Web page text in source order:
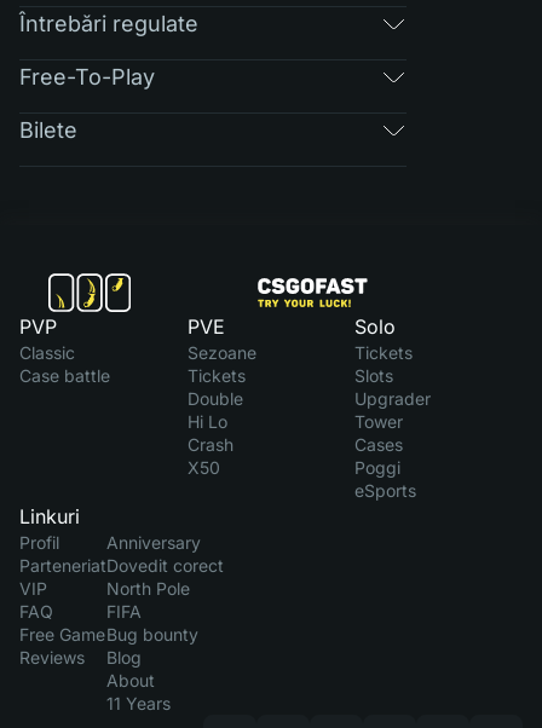
Întrebări regulate
Free-To-Play
Bilete
PVP
Classic
Case battle
PVE
Sezoane
Tickets
Double
Hi Lo
Crash
X50
Solo
Tickets
Slots
Upgrader
Tower
Cases
Poggi
eSports
Linkuri
Profil
Parteneriat
VIP
FAQ
Free Game
Reviews
Anniversary
Dovedit corect
North Pole
FIFA
Bug bounty
Blog
About
11 Years